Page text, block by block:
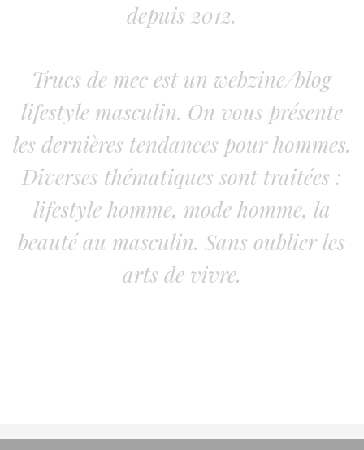
depuis 2012.
Trucs de mec est un webzine/blog
lifestyle masculin. On vous présente
les dernières tendances pour hommes.
Diverses thématiques sont traitées :
lifestyle homme, mode homme, la
beauté au masculin. Sans oublier les
arts de vivre.